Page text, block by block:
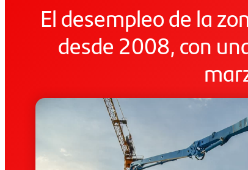
El desempleo de la
desde 2008, con